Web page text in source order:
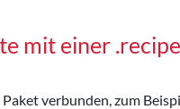
mit einer
verbunden, zum